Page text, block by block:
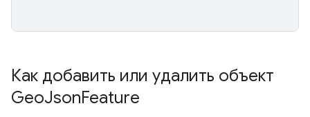
Как добавить или удалить объект
GeoJsonFeature